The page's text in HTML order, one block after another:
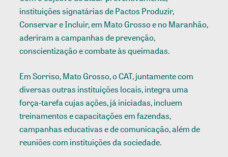
instituições signatárias de Pactos Produzir,
Conservar e Incluir, em Mato Grosso e no Maranhão,
aderiram a campanhas de prevenção,
conscientização e combate às queimadas.
Em Sorriso, Mato Grosso, o CAT, juntamente com
diversas outras instituições locais, integra uma
força-tarefa cujas ações, já iniciadas, incluem
treinamentos e capacitações em fazendas,
campanhas educativas e de comunicação, além de
reuniões com instituições da sociedade.